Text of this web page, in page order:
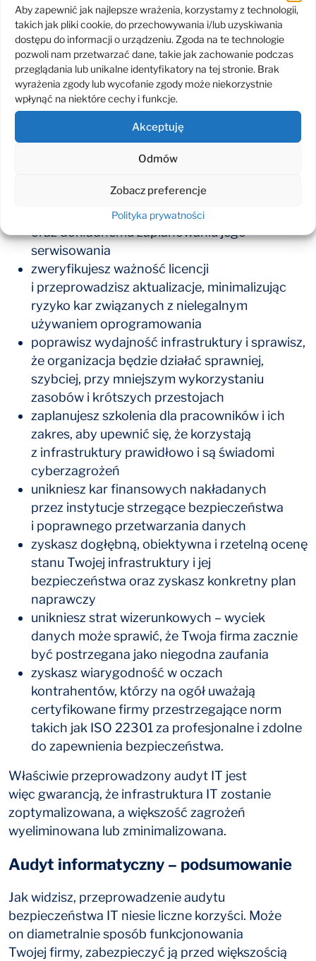
Aby zapewnić jak najlepsze wrażenia, korzystamy z technologii,
takich jak pliki cookie, do przechowywania i/lub uzyskiwania
dostępu do informacji o urządzeniu. Zgoda na te technologie
pozwoli nam przetwarzać dane, takie jak zachowanie podczas
przeglądania lub unikalne identyfikatory na tej stronie. Brak
wyrażenia zgody lub wycofanie zgody może niekorzystnie
wpłynąć na niektóre cechy i funkcje.
Akceptuję
Odmów
Zobacz preferencje
Polityka prywatności
zlokalizujesz słabe punkty i otrzymasz
konkretne wytyczne dotyczące tego, jak
je wzmocnić i zabezpieczyć
zoptymalizujesz wykorzystanie zasobów
poprawisz ogólne działanie całej infrastruktury
i sprawisz, że stanie się bardziej wydajna
i tańsza w utrzymaniu
zminimalizujesz ryzyko ataków hakerskich i ich
konsekwencji, takich jak konieczność zapłaty
zapobiegniesz przyszłym awariom dzięki
dogłębnej analizie jakości i sprawności sprzętu
oraz dokładnemu zaplanowaniu jego
serwisowania
zweryfikujesz ważność licencji
i przeprowadzisz aktualizacje, minimalizując
ryzyko kar związanych z nielegalnym
używaniem oprogramowania
poprawisz wydajność infrastruktury i sprawisz,
że organizacja będzie działać sprawniej,
szybciej, przy mniejszym wykorzystaniu
zasobów i krótszych przestojach
zaplanujesz szkolenia dla pracowników i ich
zakres, aby upewnić się, że korzystają
z infrastruktury prawidłowo i są świadomi
cyberzagrożeń
unikniesz kar finansowych nakładanych
przez instytucje strzegące bezpieczeństwa
i poprawnego przetwarzania danych
zyskasz dogłębną, obiektywna i rzetelną ocenę
stanu Twojej infrastruktury i jej
bezpieczeństwa oraz zyskasz konkretny plan
naprawczy
unikniesz strat wizerunkowych – wyciek
danych może sprawić, że Twoja firma zacznie
być postrzegana jako niegodna zaufania
zyskasz wiarygodność w oczach
kontrahentów, którzy na ogół uważają
certyfikowane firmy przestrzegające norm
takich jak ISO 22301 za profesjonalne i zdolne
do zapewnienia bezpieczeństwa.
Właściwie przeprowadzony audyt IT jest
więc gwarancją, że infrastruktura IT zostanie
zoptymalizowana, a większość zagrożeń
wyeliminowana lub zminimalizowana.
Audyt informatyczny – podsumowanie
Jak widzisz, przeprowadzenie audytu
bezpieczeństwa IT niesie liczne korzyści. Może
on diametralnie sposób funkcjonowania
Twojej firmy, zabezpieczyć ją przed większością